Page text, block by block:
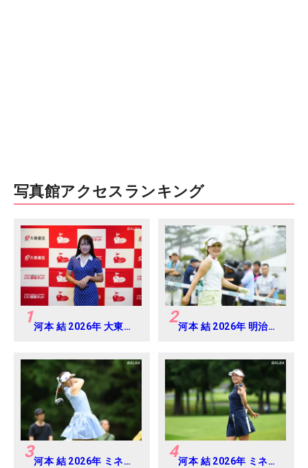
写真館アクセスランキング
1河本 結 2026年 大東建
マ
2河本 結 2026年 明治安
3河本 結 2026年 ミネベ
4河本 結 2026年 ミネベ